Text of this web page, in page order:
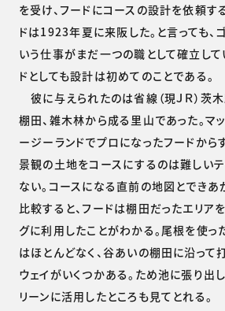
を受け、フードにコースの設計を依頼す
ドは1923年夏に来阪した。と言っても、
いう仕事がまだ一つの職として確立して
ドとしても設計は初めてのことである。
彼に与えられたのは省線（現ＪＲ）茨
棚田、雑木林から成る里山であった。マ
ージーランドでプロになったフードから
景観の土地をコースにするのは難しい
ない。コースになる直前の地図とできあ
比較すると、フードは棚田だったエリア
グに利用したことがわかる。尾根を使っ
はほとんどなく、谷あいの棚田に沿って
ウェイがいくつかある。ため池に張り出
リーンに活用したところも見てとれる。